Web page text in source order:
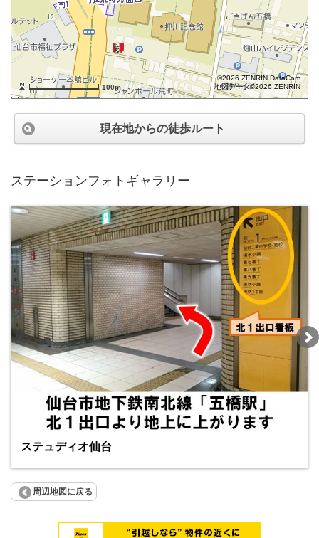
100m
©2026 ZENRIN DataCom
地図データ©2026 ZENRIN
現在地からの徒歩ルート
ステーションフォトギャラリー
ステュディオ仙台
周辺地図に戻る